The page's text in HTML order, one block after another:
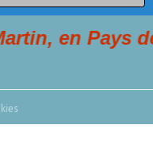
Pays de